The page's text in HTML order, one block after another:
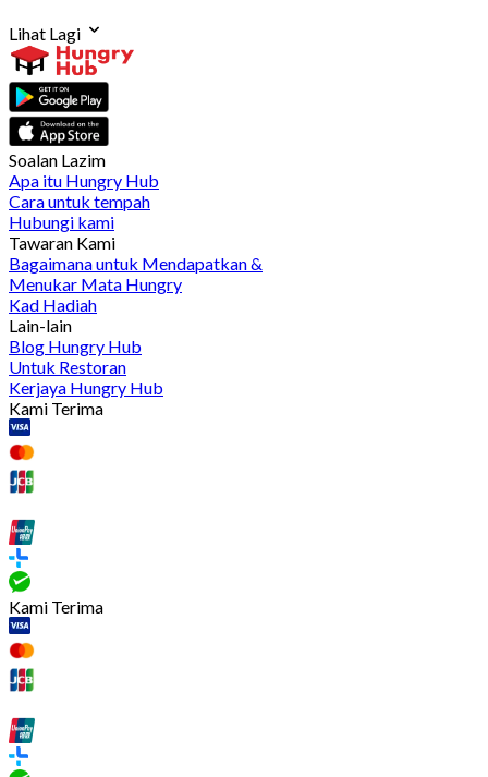
Lihat Lagi
Soalan Lazim
Apa itu Hungry Hub
Cara untuk tempah
Hubungi kami
Tawaran Kami
Bagaimana untuk Mendapatkan &
Menukar Mata Hungry
Kad Hadiah
Lain-lain
Blog Hungry Hub
Untuk Restoran
Kerjaya Hungry Hub
Kami Terima
Kami Terima